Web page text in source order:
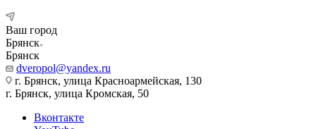
Ваш город
Брянск
Брянск
dveropol@yandex.ru
г. Брянск, улица Красноармейская, 130
г. Брянск, улица Кромская, 50
Вконтакте